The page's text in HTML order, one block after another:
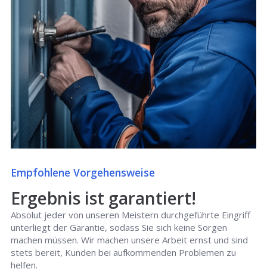
Empfohlene Vorgehensweise
Ergebnis ist garantiert!
Absolut jeder von unseren Meistern durchgeführte Eingriff
unterliegt der Garantie, sodass Sie sich keine Sorgen
machen müssen. Wir machen unsere Arbeit ernst und sind
stets bereit, Kunden bei aufkommenden Problemen zu
helfen.